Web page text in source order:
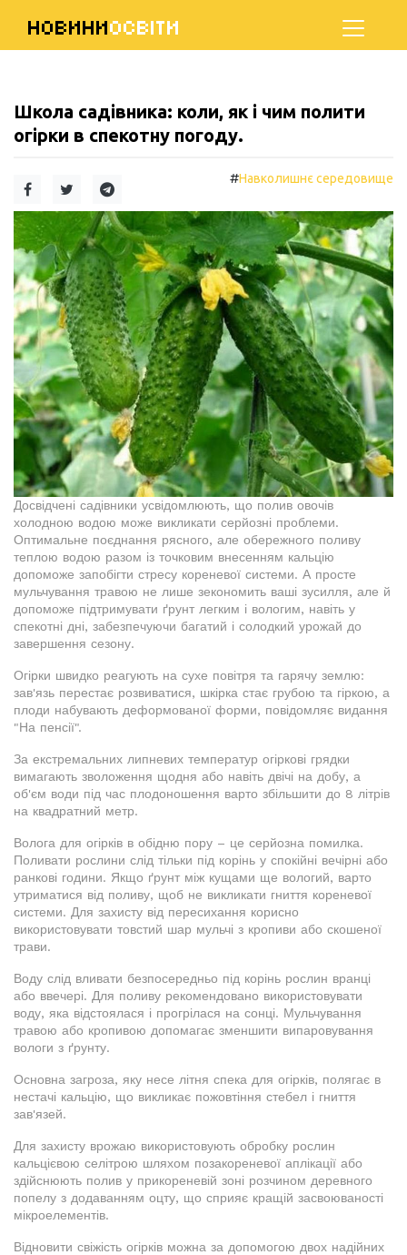
НОВИНИОСВІТИ
Школа садівника: коли, як і чим полити
огірки в спекотну погоду.
#Навколишнє середовище
Досвідчені садівники усвідомлюють, що полив овочів
холодною водою може викликати серйозні проблеми.
Оптимальне поєднання рясного, але обережного поливу
теплою водою разом із точковим внесенням кальцію
допоможе запобігти стресу кореневої системи. А просте
мульчування травою не лише зекономить ваші зусилля, але й
допоможе підтримувати ґрунт легким і вологим, навіть у
спекотні дні, забезпечуючи багатий і солодкий урожай до
завершення сезону.
Огірки швидко реагують на сухе повітря та гарячу землю:
зав'язь перестає розвиватися, шкірка стає грубою та гіркою, а
плоди набувають деформованої форми, повідомляє видання
"На пенсії".
За екстремальних липневих температур огіркові грядки
вимагають зволоження щодня або навіть двічі на добу, а
об'єм води під час плодоношення варто збільшити до 8 літрів
на квадратний метр.
Волога для огірків в обідню пору – це серйозна помилка.
Поливати рослини слід тільки під корінь у спокійні вечірні або
ранкові години. Якщо ґрунт між кущами ще вологий, варто
утриматися від поливу, щоб не викликати гниття кореневої
системи. Для захисту від пересихання корисно
використовувати товстий шар мульчі з кропиви або скошеної
трави.
Воду слід вливати безпосередньо під корінь рослин вранці
або ввечері. Для поливу рекомендовано використовувати
воду, яка відстоялася і прогрілася на сонці. Мульчування
травою або кропивою допомагає зменшити випаровування
вологи з ґрунту.
Основна загроза, яку несе літня спека для огірків, полягає в
нестачі кальцію, що викликає пожовтіння стебел і гниття
зав'язей.
Для захисту врожаю використовують обробку рослин
кальцієвою селітрою шляхом позакореневої аплікації або
здійснюють полив у прикореневій зоні розчином деревного
попелу з додаванням оцту, що сприяє кращій засвоюваності
мікроелементів.
Відновити свіжість огірків можна за допомогою двох надійних